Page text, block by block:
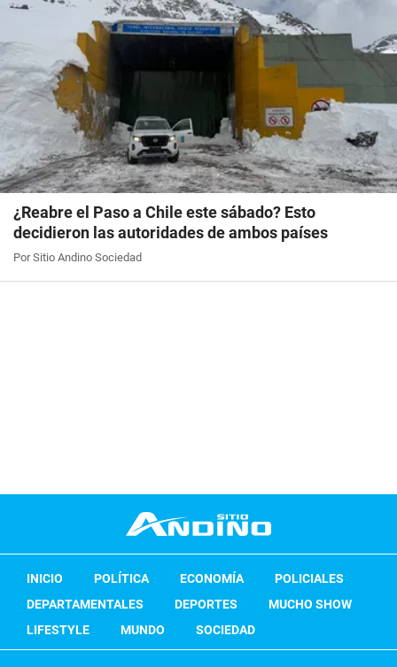
¿Reabre el Paso a Chile este sábado? Esto
decidieron las autoridades de ambos países
Por Sitio Andino Sociedad
INICIO POLÍTICA ECONOMÍA
POLICIALES
DEPARTAMENTALES
DEPORTES
MUCHO SHOW
LIFESTYLE
MUNDO SOCIEDAD